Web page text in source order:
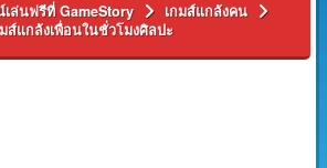
ล่นฟรีที่ GameStory
เกมส์แกล้งคน
ส์แกล้งเพื่อนในชั่วโมงศิลปะ